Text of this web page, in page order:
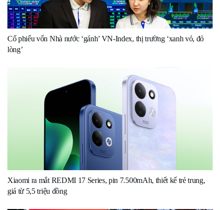
Cổ phiếu vốn Nhà nước ‘gánh’ VN-Index, thị trường ‘xanh vỏ, đỏ
lòng’
Xiaomi ra mắt REDMI 17 Series, pin 7.500mAh, thiết kế trẻ trung,
giá từ 5,5 triệu đồng